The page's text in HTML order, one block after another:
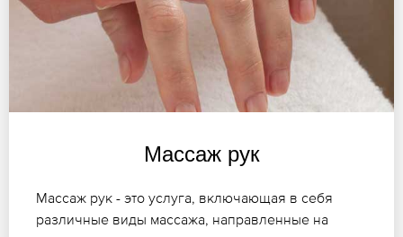
Массаж рук
Массаж рук - это услуга, включающая в себя
различные виды массажа, направленные на